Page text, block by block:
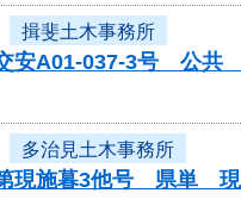
揖斐土木事務所
安A01-037-3号 公共
多治見土木事務所
現施暮3他号 県単